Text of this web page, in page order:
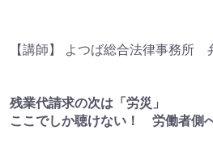
【講師】 よつば総合法律事務
残業代請求の次は「労災」
ここでしか聴けない！ 労働者側